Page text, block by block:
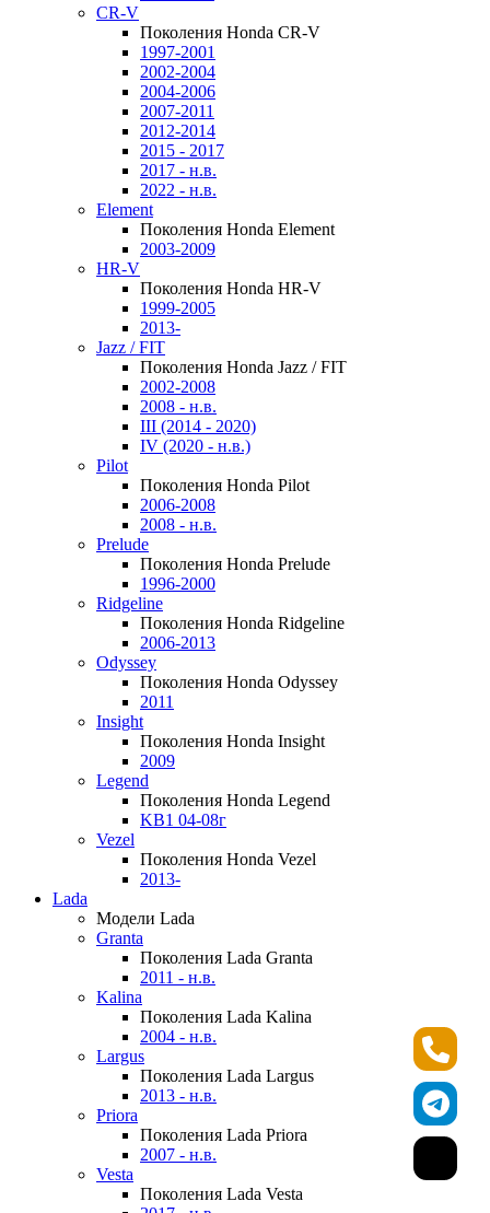
CR-V
Поколения Honda CR-V
1997-2001
2002-2004
2004-2006
2007-2011
2012-2014
2015 - 2017
2017 - н.в.
2022 - н.в.
Element
Поколения Honda Element
2003-2009
HR-V
Поколения Honda HR-V
1999-2005
2013-
Jazz / FIT
Поколения Honda Jazz / FIT
2002-2008
2008 - н.в.
III (2014 - 2020)
IV (2020 - н.в.)
Pilot
Поколения Honda Pilot
2006-2008
2008 - н.в.
Prelude
Поколения Honda Prelude
1996-2000
Ridgeline
Поколения Honda Ridgeline
2006-2013
Odyssey
Поколения Honda Odyssey
2011
Insight
Поколения Honda Insight
2009
Legend
Поколения Honda Legend
KB1 04-08г
Vezel
Поколения Honda Vezel
2013-
Lada
Модели Lada
Granta
Поколения Lada Granta
2011 - н.в.
Kalina
Поколения Lada Kalina
2004 - н.в.
Largus
Поколения Lada Largus
2013 - н.в.
Priora
Поколения Lada Priora
2007 - н.в.
Vesta
Поколения Lada Vesta